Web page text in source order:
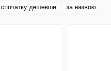
спочатку дешевше за назвою